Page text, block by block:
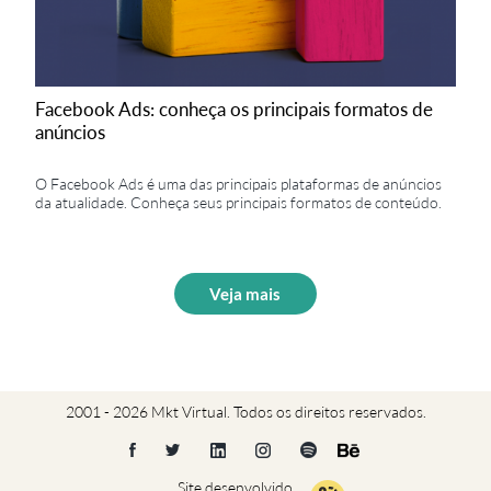
Facebook Ads: conheça os principais formatos de
anúncios
O Facebook Ads é uma das principais plataformas de anúncios
da atualidade. Conheça seus principais formatos de conteúdo.
Veja mais
2001 - 2026 Mkt Virtual. Todos os direitos reservados.
Site desenvolvido